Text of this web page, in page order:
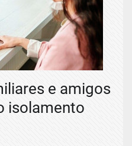
e amigos
isolamento